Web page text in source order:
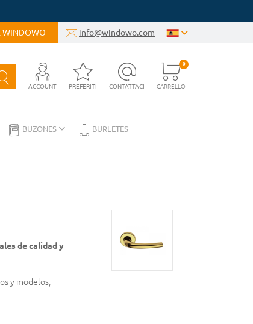
WINDOWO info@windowo.com
ACCOUNT PREFERITI CONTATTACI CARRELLO
0
BUZONES BURLETES
de calidad y
y modelos,